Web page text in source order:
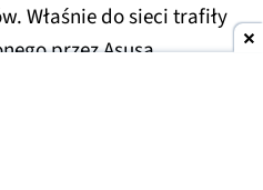
Właśnie do sieci trafiły
przez Asusa.